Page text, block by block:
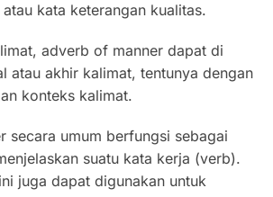
kata keterangan kualitas.
adverb of manner dapat di
atau akhir kalimat, tentunya dengan
konteks kalimat.
secara umum berfungsi sebagai
suatu kata kerja (verb).
juga dapat digunakan untuk